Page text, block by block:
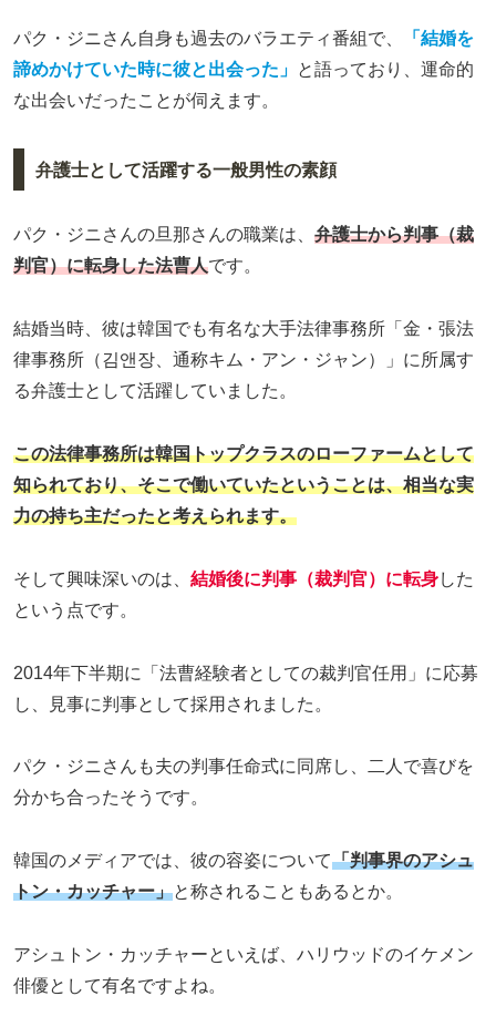
パク・ジニさん自身も過去のバラエティ番組で、
「結婚を
諦めかけていた時に彼と出会った」 と語っており、運命的
な出会いだったことが伺えます。
弁護士として活躍する一般男性の素顔
パク・ジニさんの旦那さんの職業は、 弁護士から判事（裁
判官）に転身した法曹人です。
結婚当時、彼は韓国でも有名な大手法律事務所「金・張法
律事務所（김앤장、通称キム・アン・ジャン）」に所属す
る弁護士として活躍していました。
この法律事務所は韓国トップクラスのローファームとして
知られており、そこで働いていたということは、相当な実
力の持ち主だったと考えられます。
そして興味深いのは、 結婚後に判事（裁判官）に転身した
という点です。
2014年下半期に「法曹経験者としての裁判官任用」に応募
し、見事に判事として採用されました。
パク・ジニさんも夫の判事任命式に同席し、二人で喜びを
分かち合ったそうです。
韓国のメディアでは、彼の容姿について「判事界のアシュ
トン・カッチャー」と称されることもあるとか。
アシュトン・カッチャーといえば、ハリウッドのイケメン
俳優として有名ですよね。